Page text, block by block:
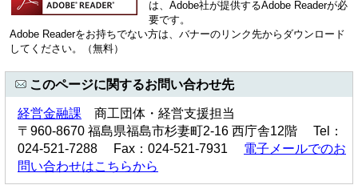
は、Adobe社が提供するAdobe Readerが必
要です。
Adobe Readerをお持ちでない方は、バナーのリンク先からダウンロード
してください。（無料）
このページに関するお問い合わせ先
経営金融課 商工団体・経営支援担当
〒960-8670 福島県福島市杉妻町2-16 西庁舎12階 Tel：
024-521-7288 Fax：024-521-7931 電子メールでのお
問い合わせはこちらから